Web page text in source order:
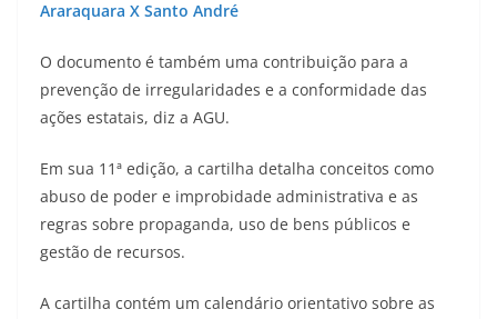
Araraquara X Santo André
O documento é também uma contribuição para a
prevenção de irregularidades e a conformidade das
ações estatais, diz a AGU.
Em sua 11ª edição, a cartilha detalha conceitos como
abuso de poder e improbidade administrativa e as
regras sobre propaganda, uso de bens públicos e
gestão de recursos.
A cartilha contém um calendário orientativo sobre as